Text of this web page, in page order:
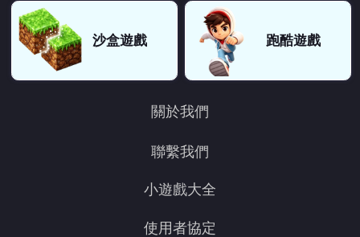
沙盒遊戲 跑酷遊戲
關於我們
聯繫我們
小遊戲大全
使用者協定